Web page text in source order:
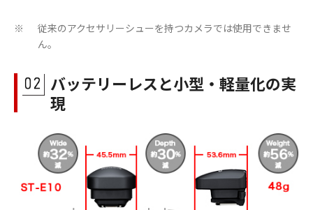
※
従来のアクセサリーシューを持つカメラでは使用できませ
ん。
バッテリーレスと小型・軽量化の実
現